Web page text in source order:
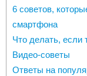
6 советов,
смартфона
Что делать, если
Видео-советы
Ответы на